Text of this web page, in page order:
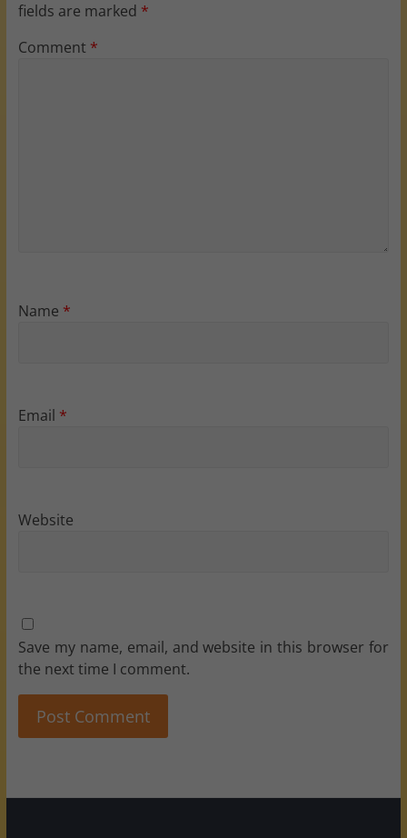
fields are marked *
Comment *
Name *
Email *
Website
Save my name, email, and website in this browser for
the next time I comment.